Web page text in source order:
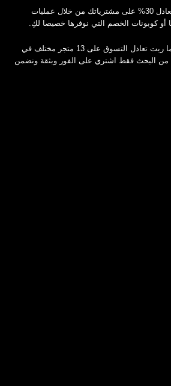
نحن نساعدك في توفير ما يعادل 30% على مشترياتك من خلال عمليات
أو كوبونات الخصم التي نوفرها خصيصا لكِ.
تجربة تسوق واحدة على ماما ريت تعادل التسوق على 13 متجر مختلف في
من البحث فقط اشتري على الفور وبثقة ونضمن